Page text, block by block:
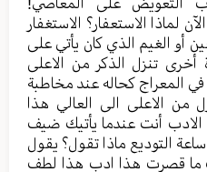
لماذا الاستعفار؟ الاستغفار
أو الغیم الذي کان یأتي علی
أخری تنزل الذکر من الاعلی
في المعراج کحاله عند مخاطبة
من الاعلی الی العالي هذا
الادب أنت عندما یأتيك ضیف
التودیع ماذا تقول؟ یقول
ما قصرت هذا ادب هذا لطف